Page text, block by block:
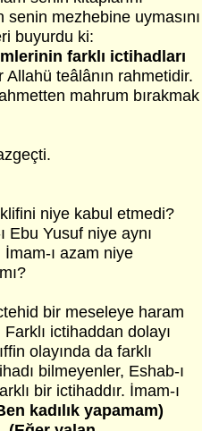
mezhebine uymasını
buyurdu ki:
farklı ictihadları
Allahü teâlânın rahmetidir.
mahrum bırakmak
niye kabul etmedi?
Ebu Yusuf niye aynı
İmam-ı azam niye
bir meseleye haram
ictihaddan dolayı
olayında da farklı
bilmeyenler, Eshab-ı
bir ictihaddır. İmam-ı
kadılık yapamam)